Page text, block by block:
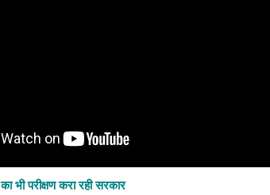
भी परीक्षण करा रही सरकार